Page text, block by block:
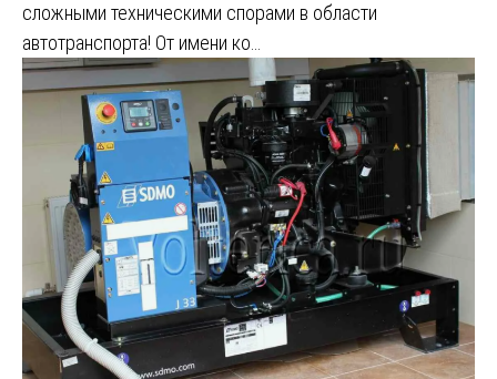
сложными техническими спорами в области
автотранспорта! От имени ко…